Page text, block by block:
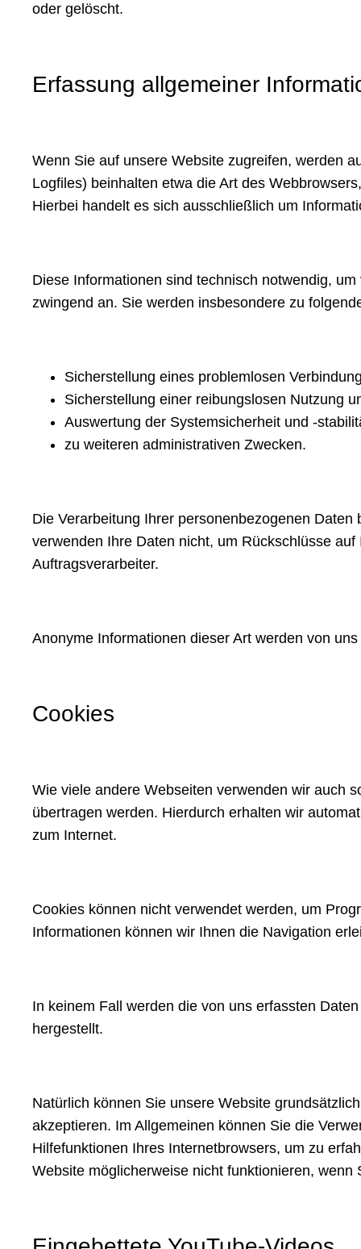
oder gelöscht.
Erfassung allgemeiner
Wenn Sie auf unsere Website zugreifen, werden
Logfiles) beinhalten etwa die Art des
Hierbei handelt es sich ausschließlich um
Diese Informationen sind technisch notwendig,
zwingend an. Sie werden insbesondere zu
Sicherstellung eines problemlosen
Sicherstellung einer reibungslosen Nutzung
Auswertung der Systemsicherheit und -
zu weiteren administrativen Zwecken.
Die Verarbeitung Ihrer personenbezogenen
verwenden Ihre Daten nicht, um Rückschlüsse
Auftragsverarbeiter.
Anonyme Informationen dieser Art werden von
Cookies
Wie viele andere Webseiten verwenden wir auch
übertragen werden. Hierdurch erhalten wir
zum Internet.
Cookies können nicht verwendet werden, um
Informationen können wir Ihnen die Navigation
In keinem Fall werden die von uns erfassten
hergestellt.
Natürlich können Sie unsere Website
akzeptieren. Im Allgemeinen können Sie die
Hilfefunktionen Ihres Internetbrowsers, um zu
Website möglicherweise nicht funktionieren,